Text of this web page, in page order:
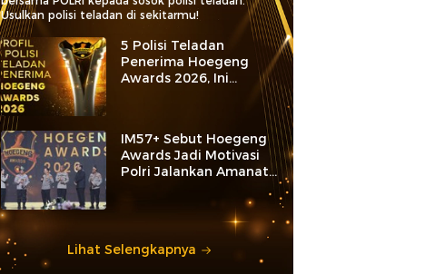
Usulkan polisi teladan di sekitarmu!
5 Polisi Teladan
Penerima Hoegeng
Awards 2026, Ini
Kategori dan Kiprahnya
IM57+ Sebut Hoegeng
Awards Jadi Motivasi
Polri Jalankan Amanat
Lihat Selengkapnya